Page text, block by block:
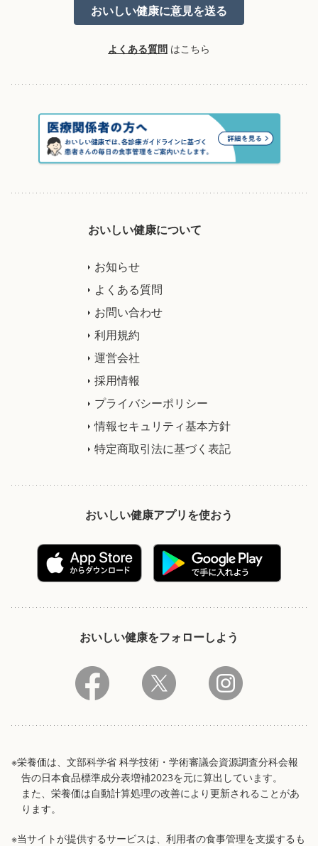
よくある質問 はこちら
おいしい健康について
お知らせ
よくある質問
お問い合わせ
利用規約
運営会社
採用情報
プライバシーポリシー
情報セキュリティ基本方針
特定商取引法に基づく表記
おいしい健康アプリを使おう
おいしい健康をフォローしよう
※栄養価は、文部科学省 科学技術・学術審議会資源調査分科会報
告の日本食品標準成分表増補2023を元に算出しています。
また、栄養価は自動計算処理の改善により更新されることがあ
ります。
※当サイトが提供するサービスは、利用者の食事管理を支援するも